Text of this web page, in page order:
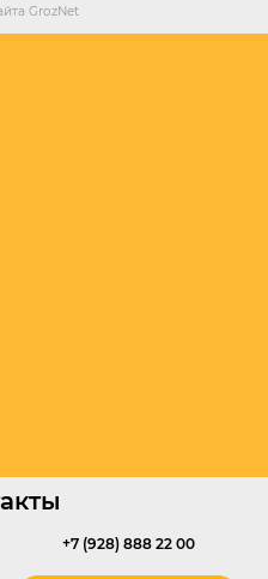
GrozNet
+7 (928) 888 22 00